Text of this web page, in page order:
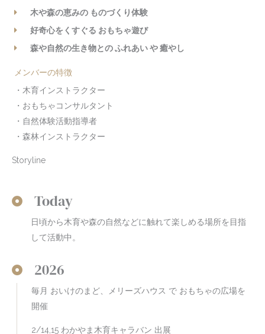
木や森の恵みの ものづくり体験
好奇心をくすぐる おもちゃ遊び
森や自然の生き物との ふれあい や 癒やし
メンバーの特徴
・木育インストラクター
・おもちゃコンサルタント
・自然体験活動指導者
・森林インストラクター
Storyline
Today
日頃から木育や森の自然などに触れて楽しめる場所を目指
して活動中。
2026
毎月 おいけのまど、メリーズハウス で おもちゃの広場を
開催
2/14,15 わかやま木育キャラバン 出展